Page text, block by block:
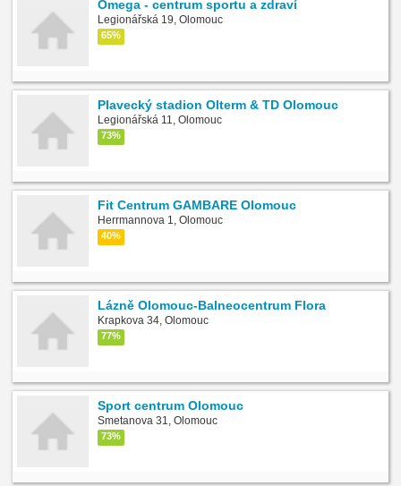
Omega - centrum sportu a zdraví
Legionářská 19, Olomouc
65%
Plavecký stadion Olterm & TD Olomouc
Legionářská 11, Olomouc
73%
Fit Centrum GAMBARE Olomouc
Herrmannova 1, Olomouc
40%
Lázně Olomouc-Balneocentrum Flora
Krapkova 34, Olomouc
77%
Sport centrum Olomouc
Smetanova 31, Olomouc
73%